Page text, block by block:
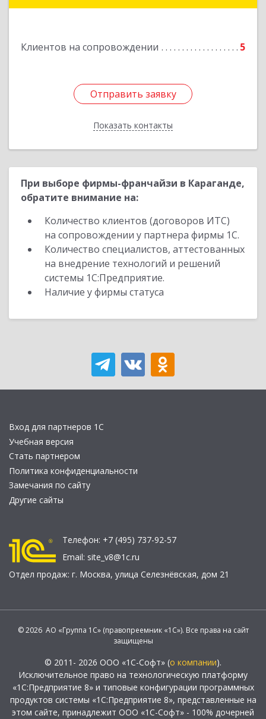
Клиентов на сопровождении 5
Отправить заявку
Показать контакты
Отправить заявку
Назад
При выборе фирмы-франчайзи в Караганде,
обратите внимание на:
Количество клиентов (договоров ИТС)
на сопровождении у партнера фирмы 1С.
Количество специалистов, аттестованных
на внедрение технологий и решений
системы 1С:Предприятие.
Наличие у фирмы статуса
Вход для партнеров 1С
Учебная версия
Стать партнером
Политика конфиденциальности
Замечания по сайту
Другие сайты
Телефон: +7 (495) 737-92-57
Email: site_v8@1c.ru
Отдел продаж: г. Москва, улица Селезнёвская, дом 21
© 2026 АО «Группа 1С» (правопреемник «1С»). Все права на сайт
защищены
© 2011- 2026 ООО «1С-Софт» (о компании).
Исключительное право на технологическую платформу
«1С:Предприятие 8» и типовые конфигурации программных
продуктов системы «1С:Предприятие 8», представленные на
этом сайте, принадлежит ООО «1С-Софт» - 100% дочерней